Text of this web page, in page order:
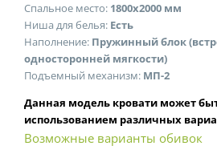
Спальное место: 1800х2000 мм
Ниша для белья: Есть
Наполнение: Пружинный блок
односторонней мягкости)
Подъемный механизм: МП-2
Данная модель кровати может
использованием различных
Возможные варианты обивок